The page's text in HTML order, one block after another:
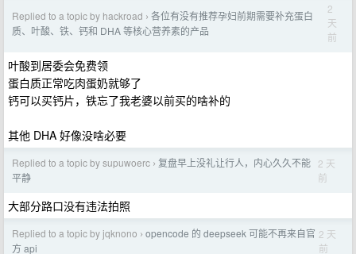
Replied to a topic by hackroad › 各位有没有推荐孕妇前期需要补充蛋白
质、叶酸、铁、钙和 DHA 等核心营养素的产品
2
天
前
叶酸到居委会免费领
蛋白质正常吃肉蛋奶就够了
钙可以买钙片，铁忘了我老婆以前买的啥补的
其他 DHA 好像没啥必要
Replied to a topic by supuwoerc › 复盘早上没礼让行人，内心久久不能
平静
2 天
前
大部分路口没有违法拍照
Replied to a topic by jqknono › opencode 的 deepseek 可能不再来自官
方 api
2 天
前